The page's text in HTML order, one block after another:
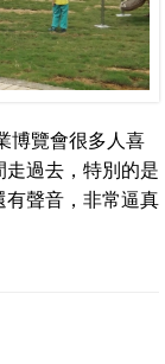
博覽會很多人喜
過去，特別的是
有聲音，非常逼真